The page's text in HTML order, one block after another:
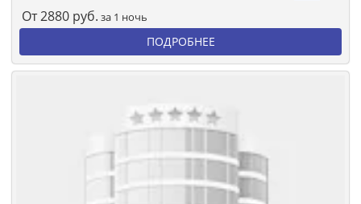
От2880 руб. за 1 ночь
ПОДРОБНЕЕ